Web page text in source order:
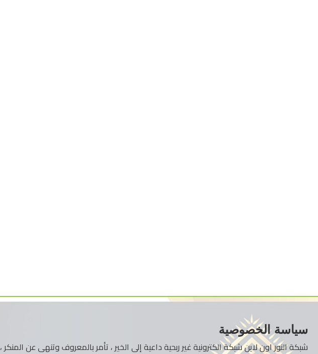
سياسة الخصوصية
شبكة النور اون لاين شبكة الكترونية غير ربحية داعية إلى الخير ، تأمر بالمعروف وتنهى عن المنكر ،